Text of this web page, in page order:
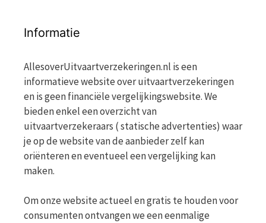
Informatie
AllesoverUitvaartverzekeringen.nl is een
informatieve website over uitvaartverzekeringen
en is geen financiële vergelijkingswebsite. We
bieden enkel een overzicht van
uitvaartverzekeraars ( statische advertenties) waar
je op de website van de aanbieder zelf kan
oriënteren en eventueel een vergelijking kan
maken.
Om onze website actueel en gratis te houden voor
consumenten ontvangen we een eenmalige